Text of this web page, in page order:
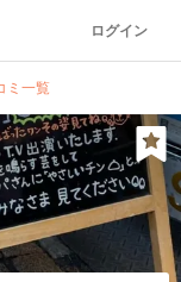
ログイン
ミ一覧